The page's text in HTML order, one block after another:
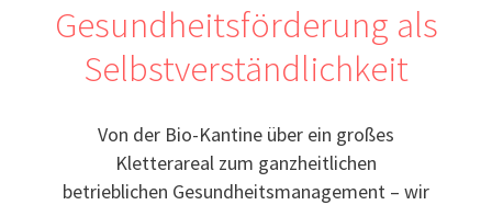
Gesundheitsförderung als
Selbstverständlichkeit
Von der Bio-Kantine über ein großes
Kletterareal zum ganzheitlichen
betrieblichen Gesundheitsmanagement – wir